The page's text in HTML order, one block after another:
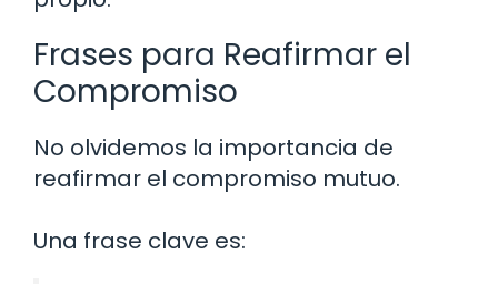
Frases para Reafirmar el
Compromiso
No olvidemos la importancia de
reafirmar el compromiso mutuo.
Una frase clave es: